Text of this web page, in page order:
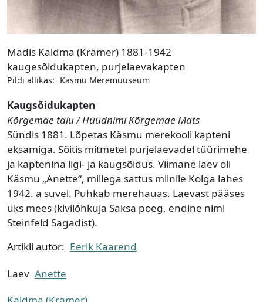
Madis Kaldma (Krämer) 1881-1942
kaugesõidukapten, purjelaevakapten
Pildi allikas: Käsmu Meremuuseum
Kaugsõidukapten
Kõrgemäe talu / Hüüdnimi Kõrgemäe Mats
Sündis 1881. Lõpetas Käsmu merekooli kapteni
eksamiga. Sõitis mitmetel purjelaevadel tüürimehe
ja kaptenina ligi- ja kaugsõidus. Viimane laev oli
Käsmu „Anette“, millega sattus miinile Kolga lahes
1942. a suvel. Puhkab merehauas. Laevast pääses
üks mees (kivilõhkuja Saksa poeg, endine nimi
Steinfeld Sagadist).
Artikli autor: Eerik Kaarend
Laev Anette